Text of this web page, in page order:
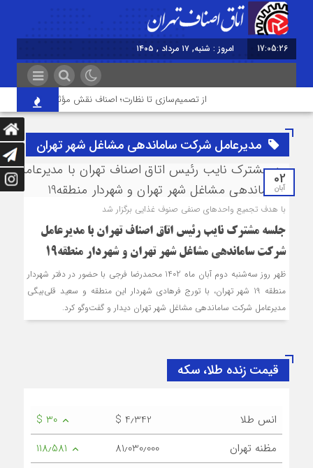
17:05:26 امروز : شنبه, ۱۷ مرداد , ۱۴۰۵
از تصمیم‌سازی تا نظارت؛ اصناف نقش مؤثرتری در بازار
مدیرعامل شرکت ساماندهی مشاغل شهر تهران
02
آبان
با هدف تجمیع واحدهای صنفی صنوف غذایی برگزار شد
جلسه مشترک نایب رئیس اتاق اصناف تهران با مدیرعامل
شرکت ساماندهی مشاغل شهر تهران و شهردار منطقه19
ظهر روز سه‌شنبه دوم آبان ماه 1402 محمدرضا فرجی با حضور در دفتر شهردار
منطقه 19 شهر تهران، با تورج فرهادی شهردار این منطقه و سعید قلی‌بیگی
مدیرعامل شرکت ساماندهی مشاغل شهر تهران دیدار و گفت‌وگو کرد.
قیمت زنده طلا، سکه
انس طلا $ 4٫342
$ 30
مظنه تهران
81٫030٫000
118٫581